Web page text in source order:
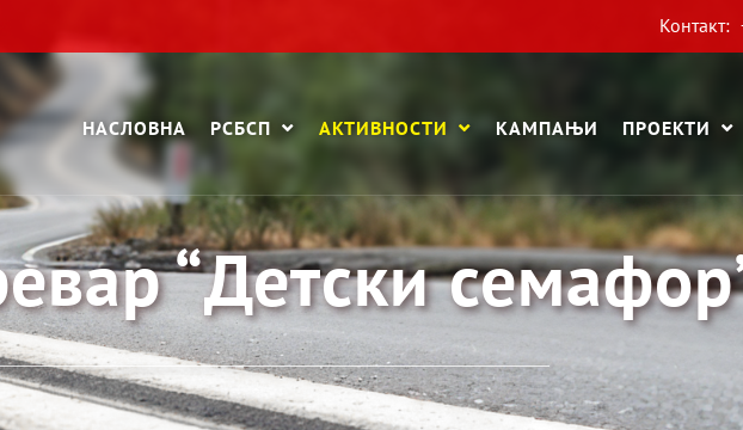
Контакт:
НАСЛОВНА РСБСП АКТИВНОСТИ КАМПАЊИ ПРОЕКТИ
“Детски